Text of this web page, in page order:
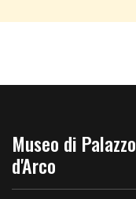
Museo di Palazzo
d'Arco